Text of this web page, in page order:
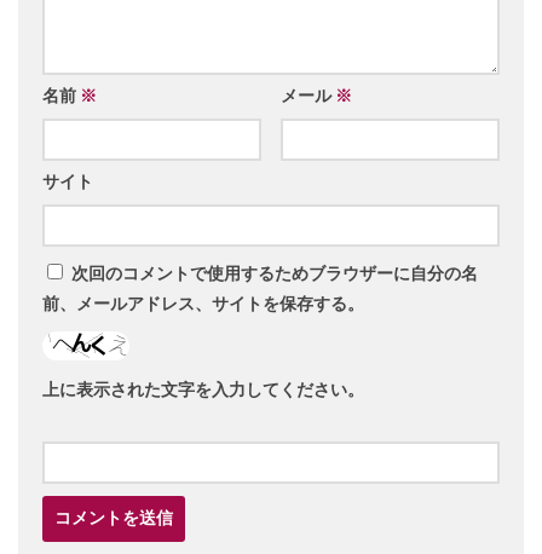
名前 ※ メール ※
サイト
次回のコメントで使用するためブラウザーに自分の名
前、メールアドレス、サイトを保存する。
上に表示された文字を入力してください。